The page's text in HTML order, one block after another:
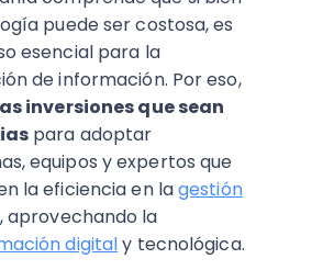
puede ser costosa, es
esencial para la
de información. Por eso,
inversiones que sean
para adoptar
equipos y expertos que
la eficiencia en lagestión
, aprovechando la
digitaly tecnológica.